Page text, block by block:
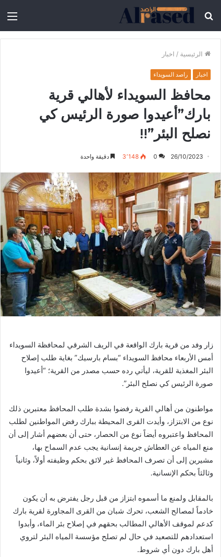
الرئيسية / اخبار
اخبار راصد السويداء
محافظ السويداء لأهالي قرية
بارك”أعيدوا صورة الرئيس كي
نصلح البئر”!!
26/10/2023
0 3٬148 دقيقة واحدة
زار وفد من قرية بارك الواقعة في الريف الشرقي لمحافظة السويداء
أمس الأربعاء محافظ السويداء “بسام بارسيك” بغاية طلب إصلاح
البئر المغذية للقرية، ليأتي رده حسب مصدر من القرية؛ “أعيدوا
صورة الرئيس كي نصلح البئر”.
مواطنون من أهالي القرية رفضوا بشدة طلب المحافظ معتبرين ذلك
نوع من الابتزاز، وأيدت القرى المحيطة ببارك رفض المواطنين لطلب
المحافظ واعتبروه أيضاً نوع من الحصار، حتى أن بعضهم أشار إلى أن
منع المياه عن العطاش جريمة إنسانية يجب عدم السماح بها،
مشيرين إلى أن تصرف المحافظ غير لائق بحكم وظيفته أولاً، وثانياً
وثالثاً بحكم الإنسانية.
بالمقابل ولمنع ما أسموه ابتزاز من قبل رجل يفترض به أن يكون
خادماً لمصالح الشعب، تحرك شبان من القرى المجاورة لقرية بارك
كدعم لموقف الأهالي المطالب بحقهم في إصلاح بئر الماء، وأبدوا
استعدادهم للتصعيد في حال لم تصلح مؤسسة المياه البئر لتروي
أهل بارك دون أي شروط.